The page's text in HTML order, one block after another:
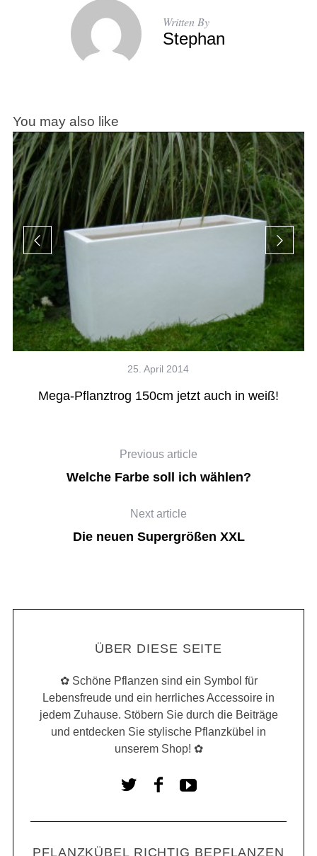
Written By
Stephan
You may also like
25. April 2014
Mega-Pflanztrog 150cm jetzt auch in weiß!
Previous article
Welche Farbe soll ich wählen?
Next article
Die neuen Supergrößen XXL
ÜBER DIESE SEITE
✿ Schöne Pflanzen sind ein Symbol für
Lebensfreude und ein herrliches Accessoire in
jedem Zuhause. Stöbern Sie durch die Beiträge
und entdecken Sie stylische Pflanzkübel in
unserem Shop! ✿
PFLANZKÜBEL RICHTIG BEPFLANZEN